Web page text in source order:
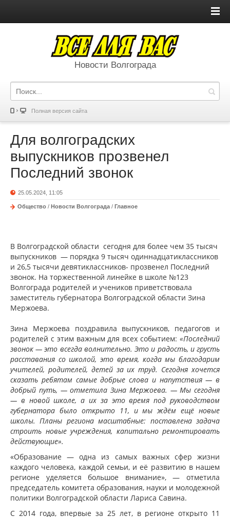
Новости Волгограда
Полная версия сайта
Для волгоградских
выпускников прозвенел
Последний звонок
25.05.2024, 11:05
Общество / Новости Волгограда / Главное
В Волгоградской области сегодня для более чем 35 тысяч
выпускников — порядка 9 тысяч одиннадцатиклассников
и 26,5 тысячи девятиклассников- прозвенел Последний
звонок. На торжественной линейке в школе №123
Волгограда родителей и учеников приветствовала
заместитель губернатора Волгоградской области Зина
Мержоева.
Зина Мержоева поздравила выпускников, педагогов и
родителей с этим важным для всех событием: «Последний
звонок — это всегда волнительно. Это и радость, и грусть
расставания со школой, это время, когда мы благодарим
учителей, родителей, детей за их труд. Сегодня хочется
сказать ребятам самые добрые слова и напутствия — в
добрый путь, — отметила Зина Мержоева. — Мы сегодня
— в новой школе, а их за это время под руководством
губернатора было открыто 11, и мы ждём ещё новые
школы. Планы региона масштабные: поставлена задача
строить новые учреждения, капитально ремонтировать
действующие».
«Образование — одна из самых важных сфер жизни
каждого человека, каждой семьи, и её развитию в нашем
регионе уделяется большое внимание», — отметила
председатель комитета образования, науки и молодежной
политики Волгоградской области Лариса Савина.
С 2014 года, впервые за 25 лет, в регионе открыто 11